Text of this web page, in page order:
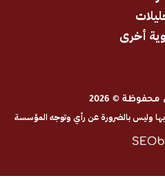
عن رأي وتوجه المؤسسة